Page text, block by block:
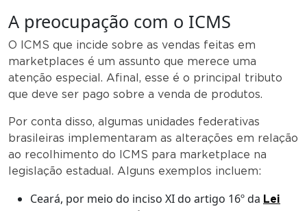
A preocupação com o ICMS
O ICMS que incide sobre as vendas feitas em
marketplaces é um assunto que merece uma
atenção especial. Afinal, esse é o principal tributo
que deve ser pago sobre a venda de produtos.
Por conta disso, algumas unidades federativas
brasileiras implementaram as alterações em relação
ao recolhimento do ICMS para marketplace na
legislação estadual. Alguns exemplos incluem:
Ceará, por meio do inciso XI do artigo 16º da Lei